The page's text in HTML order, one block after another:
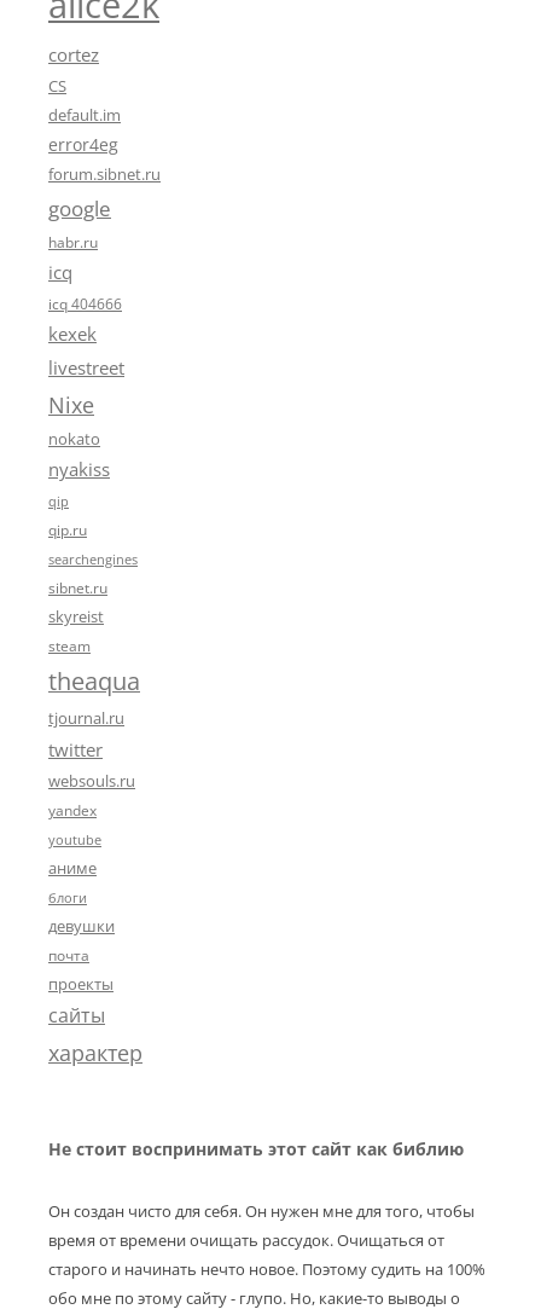
cortez
CS
default.im
error4eg
forum.sibnet.ru
google
habr.ru
icq
icq 404666
kexek
livestreet
Nixe
nokato
nyakiss
qip
qip.ru
searchengines
sibnet.ru
skyreist
steam
theaqua
tjournal.ru
twitter
websouls.ru
yandex
youtube
аниме
блоги
девушки
почта
проекты
сайты
характер
Не стоит воспринимать этот сайт как библию
Он создан чисто для себя. Он нужен мне для того, чтобы
время от времени очищать рассудок. Очищаться от
старого и начинать нечто новое. Поэтому судить на 100%
обо мне по этому сайту - глупо. Но, какие-то выводы о